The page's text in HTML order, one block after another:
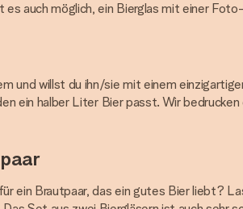
auch möglich, ein Bierglas mit einer
und willst du ihn/sie mit einem
ein halber Liter Bier passt. Wir
ein Brautpaar, das ein gutes Bier liebt?